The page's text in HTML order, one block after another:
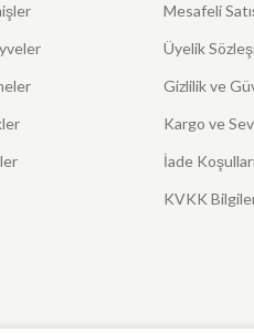
Mesafeli
Üyelik
Gizlilik ve
Kargo ve
İade Koşulları
KVKK